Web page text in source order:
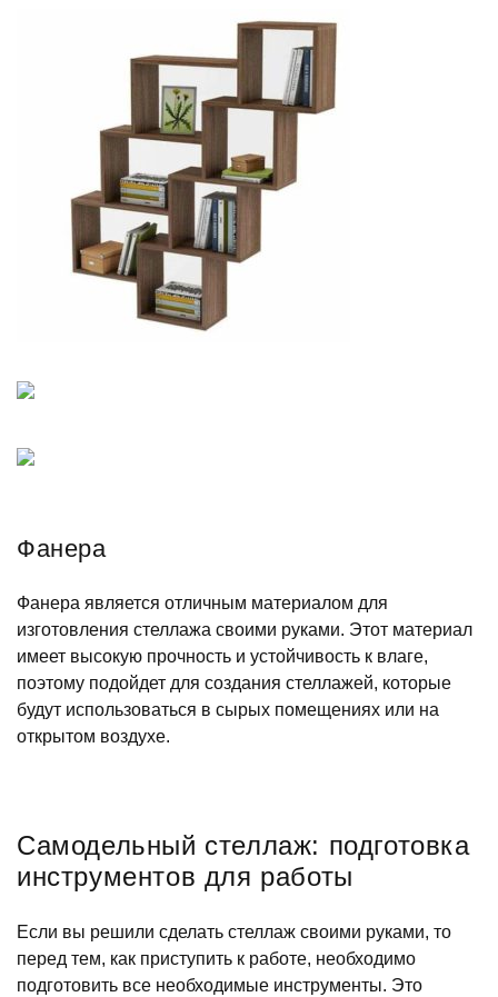
Фанера
Фанера является отличным материалом для
изготовления стеллажа своими руками. Этот материал
имеет высокую прочность и устойчивость к влаге,
поэтому подойдет для создания стеллажей, которые
будут использоваться в сырых помещениях или на
открытом воздухе.
Самодельный стеллаж: подготовка
инструментов для работы
Если вы решили сделать стеллаж своими руками, то
перед тем, как приступить к работе, необходимо
подготовить все необходимые инструменты. Это